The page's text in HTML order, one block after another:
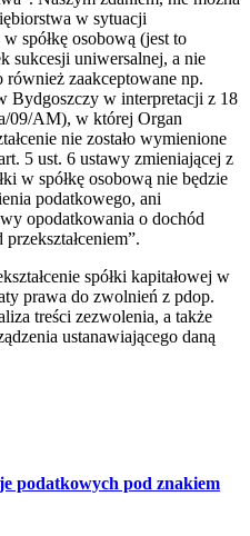
w sytuacji
w spółkę osobową (jest to
sukcesji uniwersalnej, a nie
również zaakceptowane np.
Bydgoszczy w interpretacji z 18
09/AM), w której Organ
nie zostało wymienione
5 ust. 6 ustawy zmieniającej z
w spółkę osobową nie będzie
podatkowego, ani
opodatkowania o dochód
spółki kapitałowej w
prawa do zwolnień z pdop.
treści zezwolenia, a także
ustanawiającego daną
podatkowych pod znakiem